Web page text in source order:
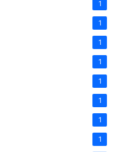
1
1
1
1
1
1
1
1